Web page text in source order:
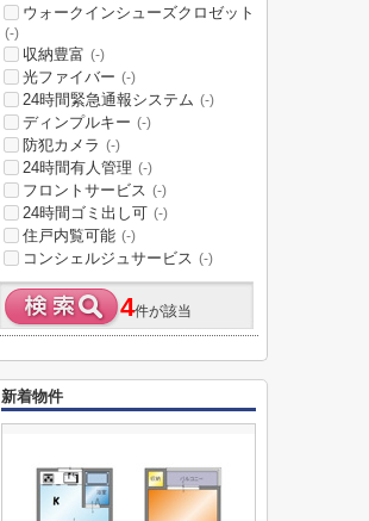
ウォークインシューズクロゼット
(-)
収納豊富 (-)
光ファイバー (-)
24時間緊急通報システム (-)
ディンプルキー (-)
防犯カメラ (-)
24時間有人管理 (-)
フロントサービス (-)
24時間ゴミ出し可 (-)
住戸内覧可能 (-)
コンシェルジュサービス (-)
4件が該当
新着物件